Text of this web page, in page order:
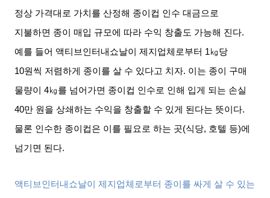
정상 가격대로 가치를 산정해 종이컵 인수 대금으로
지불하면 종이 매입 규모에 따라 수익 창출도 가능해 진다.
예를 들어 액티브인터내쇼날이 제지업체로부터 1㎏당
10원씩 저렴하게 종이를 살 수 있다고 치자. 이는 종이 구매
물량이
4㎏를 넘어가면 종이컵 인수로 인해 입게 되는 손실
40만 원을 상쇄하는 수익을 창출할 수 있게 된다는 뜻이다.
물론 인수한 종이컵은 이를 필요로 하는 곳(식당, 호텔 등)에
넘기면 된다.
액티브인터내쇼날이 제지업체로부터 종이를 싸게 살 수 있는